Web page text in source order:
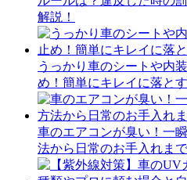
解説！
うっかり車のシートや内
め！簡単にキレイに落と
車のエアコンが臭い！一
法から日常のお手入れまで